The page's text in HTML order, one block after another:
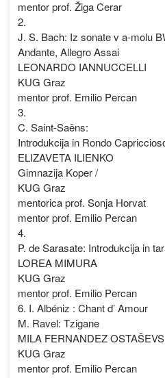
mentor prof. Žiga Cerar
2.
J. S. Bach: Iz sonate v a-molu
Andante, Allegro Assai
LEONARDO IANNUCCELLI
KUG Graz
mentor prof. Emilio Percan
3.
C. Saint-Saëns:
Introdukcija in Rondo
ELIZAVETA ILIENKO
Gimnazija Koper /
KUG Graz
mentorica prof. Sonja Horvat
mentor prof. Emilio Percan
4.
P. de Sarasate: Introdukcija in
LOREA MIMURA
KUG Graz
mentor prof. Emilio Percan
6. I. Albéniz : Chant d’ Amour
M. Ravel: Tzigane
MILA FERNANDEZ
KUG Graz
mentor prof. Emilio Percan